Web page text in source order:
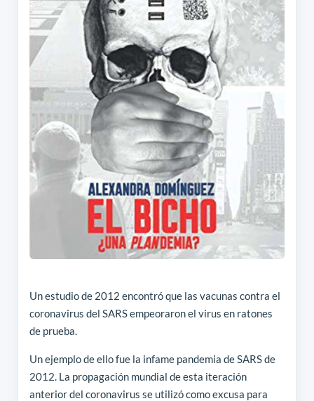
Un estudio de 2012 encontró que las vacunas contra el
coronavirus del SARS empeoraron el virus en ratones
de prueba.
Un ejemplo de ello fue la infame pandemia de SARS de
2012. La propagación mundial de esta iteración
anterior del coronavirus se utilizó como excusa para